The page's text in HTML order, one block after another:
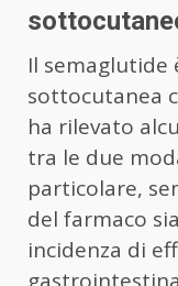
Il semaglutide
sottocutanea
ha rilevato
tra le due
particolare,
del farmaco
incidenza di